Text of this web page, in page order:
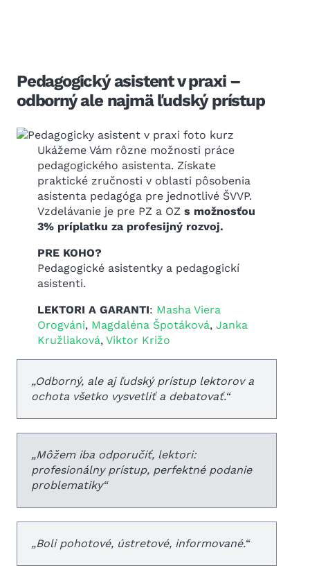
Pedagogický asistent v praxi –
odborný ale najmä ľudský prístup
Ukážeme Vám rôzne možnosti práce
pedagogického asistenta. Získate
praktické zručnosti v oblasti pôsobenia
asistenta pedagóga pre jednotlivé ŠVVP.
Vzdelávanie je pre PZ a OZ s možnosťou
3% príplatku za profesijný rozvoj.
PRE KOHO?
Pedagogické asistentky a pedagogickí
asistenti.
LEKTORI A GARANTI: Masha Viera
Orogváni, Magdaléna Špotáková,Janka
Kružliaková,Viktor Križo
„Odborný, ale aj ľudský prístup lektorov a
ochota všetko vysvetliť a debatovať.“
„Môžem iba odporučiť, lektori:
profesionálny prístup, perfektné podanie
problematiky“
„Boli pohotové, ústretové, informované.“